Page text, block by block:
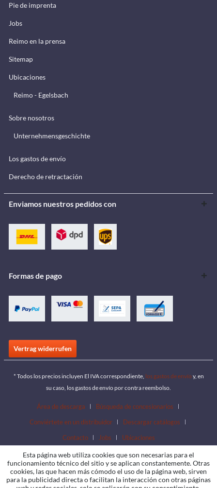
Pie de imprenta
Jobs
Reimo en la prensa
Sitemap
Ubicaciones
Reimo - Egelsbach
Sobre nosotros
Unternehmensgeschichte
Los gastos de envío
Derecho de retractación
Enviamos nuestros pedidos con
Formas de pago
Vertrag widerrufen
* Todos los precios incluyen El IVA correspondiente, los gastos de envío y, en
su caso, los gastos de envío por contra reembolso.
Área de descarga
Búsqueda de concesionarios
Conviértete en un distribuidor
Descargar catálogos
Contacto
Jobs Ubicaciones
Esta página web utiliza cookies que son necesarias para el
funcionamiento técnico del sitio y se aplican constantemente. Otras
cookies, las que hacen más cómodo el uso de la página web, sirven
para la publicidad directa o facilitan la interacción con otras páginas